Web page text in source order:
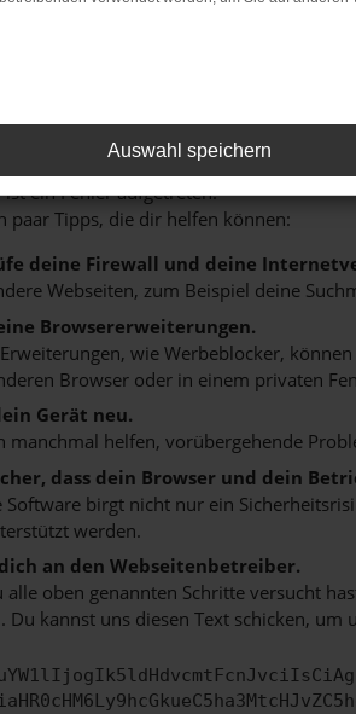
großzügigenShowroom. Lassen
Network Error
ein Fehler aufgetreten.
paar Tipps, die dir helfen können:
deine Firewall und deine
Webseiten, zum Beispiel deine
Browsererweiterungen.
wie Werbeblocker,
Browser oder in einem privaten
Gerät neu.
manchmal helfen, vorübergehende
dass dein Browser und dein
Software birgt nicht nur ein
werden.
an den Webseitenbetreiber.
alle oben genannten Schritte versucht
Du kannst uns diesen Text schicken, um
Auswahl speichern